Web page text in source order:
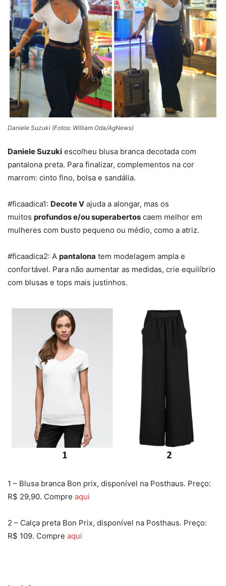
Daniele Suzuki (Fotos: William Oda/AgNews)
Daniele Suzuki escolheu blusa branca decotada com
pantalona preta. Para finalizar, complementos na cor
marrom: cinto fino, bolsa e sandália.
#ficaadica1: Decote V ajuda a alongar, mas os
muitos profundos e/ou superabertos caem melhor em
mulheres com busto pequeno ou médio, como a atriz.
#ficaadica2: A pantalona tem modelagem ampla e
confortável. Para não aumentar as medidas, crie equilíbrio
com blusas e tops mais justinhos.
1 – Blusa branca Bon prix, disponível na Posthaus. Preço:
R$ 29,90. Compre aqui
2 – Calça preta Bon Prix, disponível na Posthaus. Preço:
R$ 109. Compre aqui